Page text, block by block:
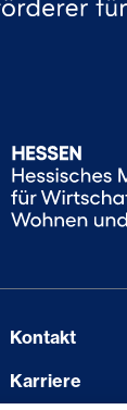
Kontakt
Karriere